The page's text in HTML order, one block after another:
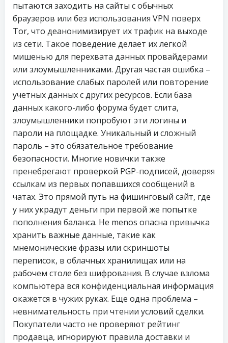
пытаются заходить на сайты с обычных
браузеров или без использования VPN поверх
Tor, что деанонимизирует их трафик на выходе
из сети. Такое поведение делает их легкой
мишенью для перехвата данных провайдерами
или злоумышленниками. Другая частая ошибка –
использование слабых паролей или повторение
учетных данных с других ресурсов. Если база
данных какого-либо форума будет слита,
злоумышленники попробуют эти логины и
пароли на площадке. Уникальный и сложный
пароль – это обязательное требование
безопасности. Многие новички также
пренебрегают проверкой PGP-подписей, доверяя
ссылкам из первых попавшихся сообщений в
чатах. Это прямой путь на фишинговый сайт, где
у них украдут деньги при первой же попытке
пополнения баланса. Не menos опасна привычка
хранить важные данные, такие как
мнемонические фразы или скриншоты
переписок, в облачных хранилищах или на
рабочем столе без шифрования. В случае взлома
компьютера вся конфиденциальная информация
окажется в чужих руках. Еще одна проблема –
невнимательность при чтении условий сделки.
Покупатели часто не проверяют рейтинг
продавца, игнорируют правила доставки и